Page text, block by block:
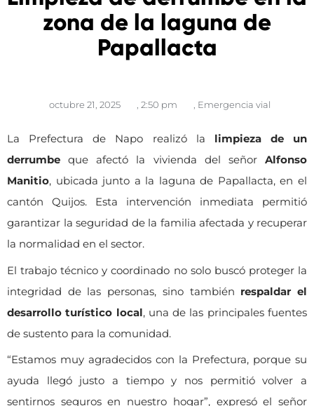
zona de la laguna de
Papallacta
octubre 21, 2025 , 2:50 pm , Emergencia vial
La Prefectura de Napo realizó la
limpieza de un
derrumbe que afectó la vivienda del señor Alfonso
Manitio, ubicada junto a la laguna de Papallacta, en el
cantón Quijos. Esta intervención inmediata permitió
garantizar la seguridad de la familia afectada y recuperar
la normalidad en el sector.
El trabajo técnico y coordinado no solo buscó proteger la
integridad de las personas, sino también respaldar el
desarrollo turístico local, una de las principales fuentes
de sustento para la comunidad.
“Estamos muy agradecidos con la Prefectura, porque su
ayuda llegó justo a tiempo y nos permitió volver a
sentirnos seguros en nuestro hogar”, expresó el señor